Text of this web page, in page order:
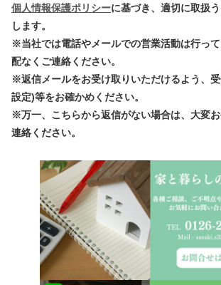
個人情報保護ポリシーに基づき、適切に取扱
します。
※当社では電話やメールでの営業活動は行っ
配なくご連絡ください。
※返信メールをお受け取りいただけるよう、
設定)等をお確かめください。
※万一、こちらから返信がない場合は、大変
連絡ください。